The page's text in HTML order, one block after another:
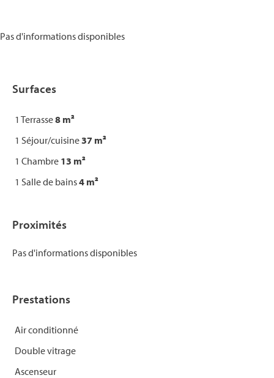
Pas d'informations disponibles
Surfaces
1 Terrasse8 m²
1 Séjour/cuisine37 m²
1 Chambre 13 m²
1 Salle de bains4 m²
Proximités
Pas d'informations disponibles
Prestations
Air conditionné
Double vitrage
Ascenseur